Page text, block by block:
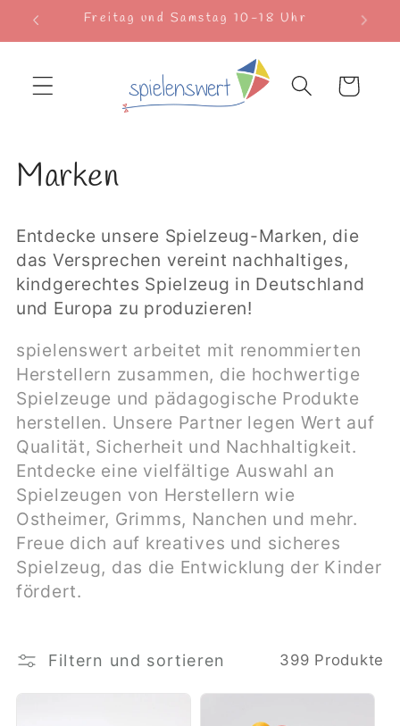
zum
Inhalt
Freitag und Samstag 10-18 Uhr
Warenkorb
K
t
e
g
o
r
i
e
:
Marken
Entdecke unsere Spielzeug-Marken, die
das Versprechen vereint nachhaltiges,
kindgerechtes Spielzeug in Deutschland
und Europa zu produzieren!
spielenswert arbeitet mit renommierten
Herstellern zusammen, die hochwertige
Spielzeuge und pädagogische Produkte
herstellen. Unsere Partner legen Wert auf
Qualität, Sicherheit und Nachhaltigkeit.
Entdecke eine vielfältige Auswahl an
Spielzeugen von Herstellern wie
Ostheimer, Grimms, Nanchen und mehr.
Freue dich auf kreatives und sicheres
Spielzeug, das die Entwicklung der Kinder
fördert.
Filtern und sortieren 399 Produkte